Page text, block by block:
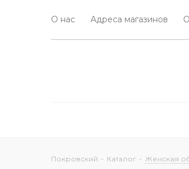
О нас Адреса магазинов
Покровский - Каталог - Женская